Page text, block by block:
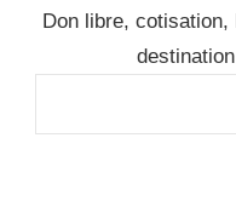
Don libre,